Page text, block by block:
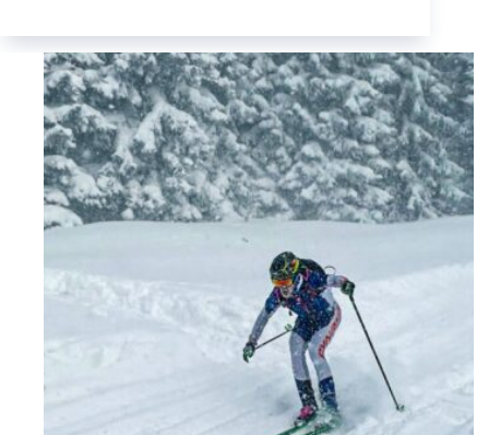
Costa
Blanca
–
prvé
kilometre
v
pedáloch